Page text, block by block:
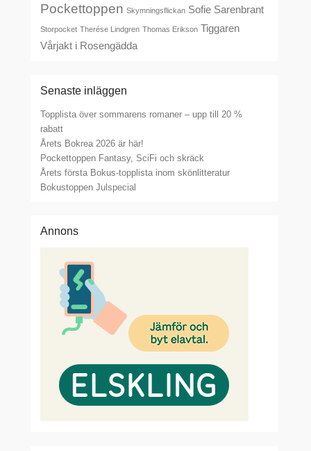
Pockettoppen Skymningsflickan Sofie Sarenbrant
Storpocket Therése Lindgren Thomas Erikson Tiggaren
Vårjakt i Rosengädda
Senaste inläggen
Topplista över sommarens romaner – upp till 20 %
rabatt
Årets Bokrea 2026 är här!
Pockettoppen Fantasy, SciFi och skräck
Årets första Bokus-topplista inom skönlitteratur
Bokustoppen Julspecial
Annons